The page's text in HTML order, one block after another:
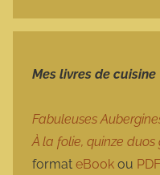
Mes livres de cuisine
Fabuleuses
À la folie, quinze
format eBook ou PDF